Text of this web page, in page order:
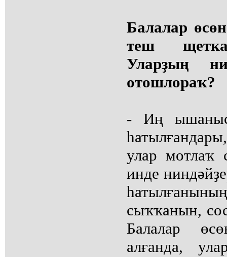
Балалар
теш
Уларҙың
отошлораҡ?
- Иң
улар мотлаҡ
инде
сыҡҡанын,
Балалар
алғанда,